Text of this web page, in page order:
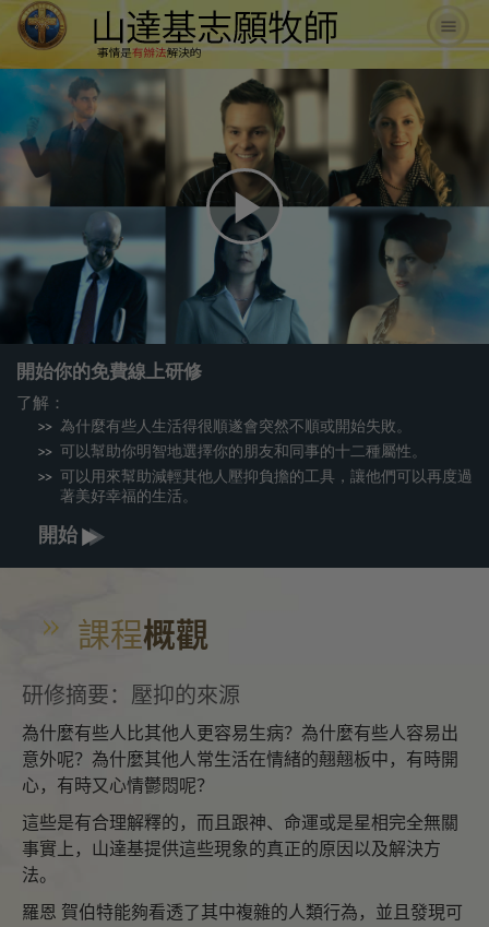
Play
Video
開始你的免費線上研修
了解：
為什麼有些人生活得很順遂會突然不順或開始失敗。
可以幫助你明智地選擇你的朋友和同事的十二種屬性。
可以用來幫助減輕其他人壓抑負擔的工具，讓他們可以再度過
著美好幸福的生活。
開始
課程概觀
研修摘要：壓抑的來源
為什麼有些人比其他人更容易生病？為什麼有些人容易出
意外呢？為什麼其他人常生活在情緒的翹翹板中，有時開
心，有時又心情鬱悶呢？
這些是有合理解釋的，而且跟神、命運或是星相完全無關
事實上，山達基提供這些現象的真正的原因以及解決方
法。
羅恩 賀伯特能夠看透了其中複雜的人類行為，並且發現可